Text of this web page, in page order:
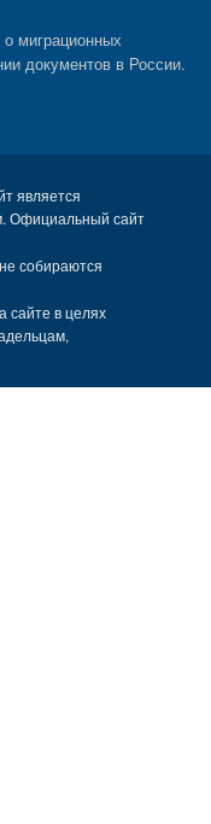
миграционных
документов в России.
является
Официальный сайт
собираются
сайте в целях